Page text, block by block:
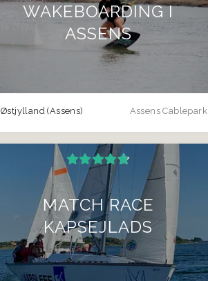
WAKEBOARDING I
ASSENS
Assens Cablepark
Østjylland(Assens)
MATCH RACE
KAPSEJLADS